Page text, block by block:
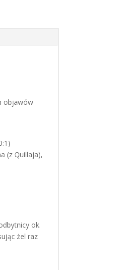
objawów
(z Quillaja),
ok.
żel raz